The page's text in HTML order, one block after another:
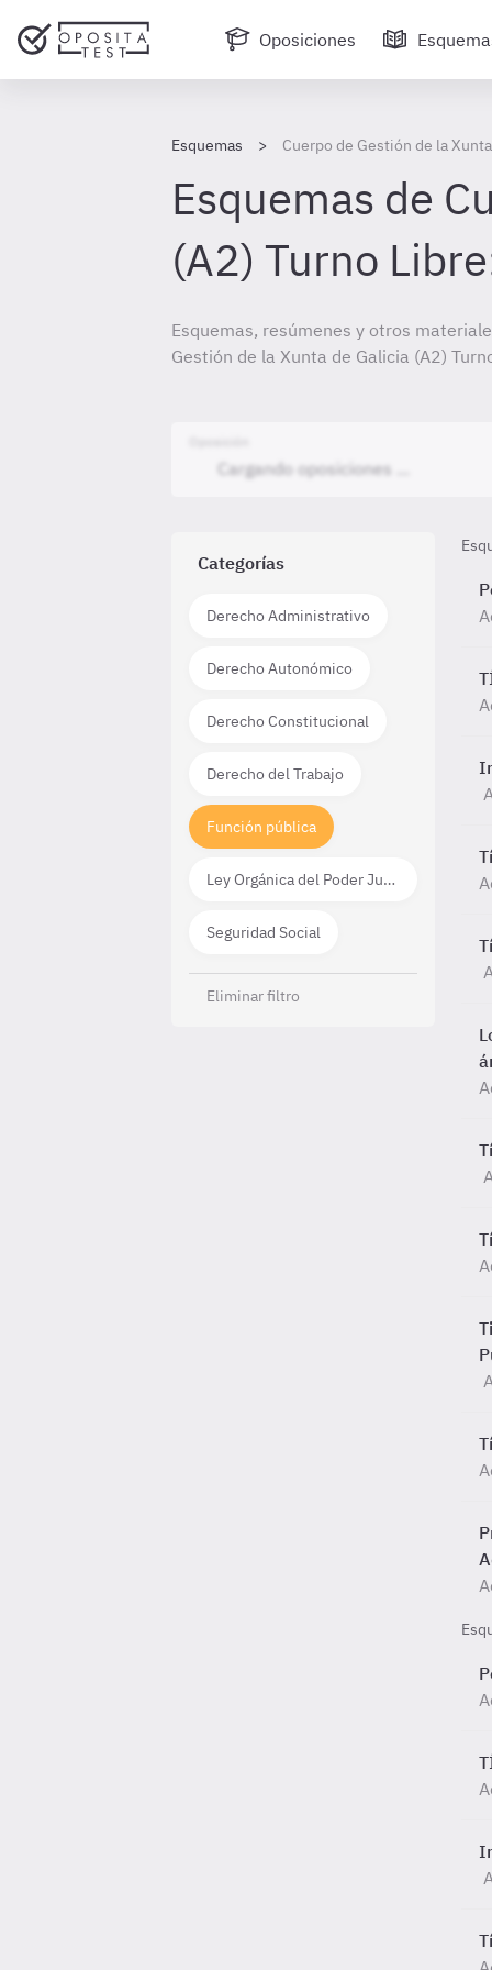
Oposiciones
Esquemas Cuerpo de Gestión de la
Esquemas de
(A2) Turno
Esquemas, resúmenes y otros
Gestión de la Xunta de Galicia (A2)
Categorías
Derecho Administrativo
Derecho Autonómico
Derecho Constitucional
Derecho del Trabajo
Función pública
Ley Orgánica del Poder Judicial
Seguridad Social
Eliminar filtro